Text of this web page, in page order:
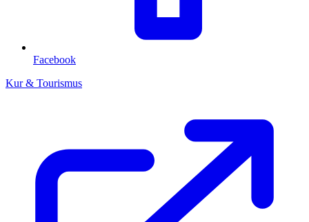
Facebook
Kur & Tourismus